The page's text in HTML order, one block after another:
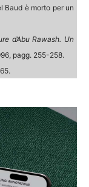
Baud è morto per un
d’Abu Rawash. Un
pagg. 255-258.